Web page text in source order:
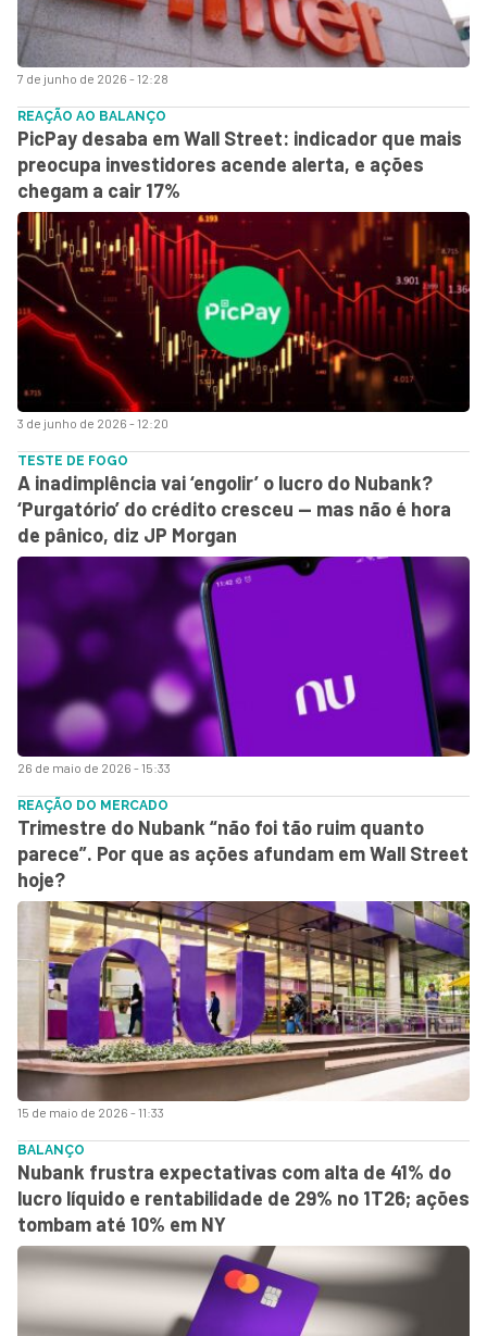
7 de junho de 2026 - 12:28
3 de junho de 2026 - 12:20
REAÇÃO AO BALANÇO
PicPay desaba em Wall Street: indicador que mais
preocupa investidores acende alerta, e ações
chegam a cair 17%
26 de maio de 2026 - 15:33
TESTE DE FOGO
A inadimplência vai ‘engolir’ o lucro do Nubank?
‘Purgatório’ do crédito cresceu — mas não é hora
de pânico, diz JP Morgan
15 de maio de 2026 - 11:33
REAÇÃO DO MERCADO
Trimestre do Nubank “não foi tão ruim quanto
parece”. Por que as ações afundam em Wall Street
hoje?
BALANÇO
Nubank frustra expectativas com alta de 41% do
lucro líquido e rentabilidade de 29% no 1T26; ações
tombam até 10% em NY